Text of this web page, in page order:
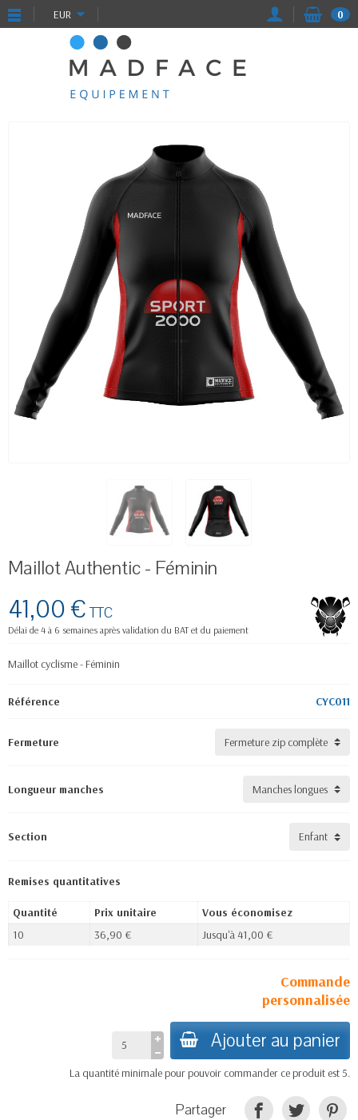
EUR 0
Maillot Authentic - Féminin
41,00 € TTC
Délai de 4 à 6 semaines après validation du BAT et du paiement
Maillot cyclisme - Féminin
Référence CYC011
Fermeture
Longueur manches
Section
Remises quantitatives
Quantité Prix unitaire
Vous économisez
10
36,90 € Jusqu'à 41,00 €
Commande
personnalisée
Ajouter au panier
La quantité minimale pour pouvoir commander ce produit est 5.
Partager